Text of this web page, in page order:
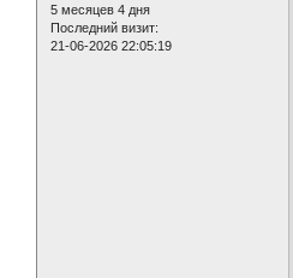
5 месяцев 4 дня
Последний визит:
21-06-2026 22:05:19